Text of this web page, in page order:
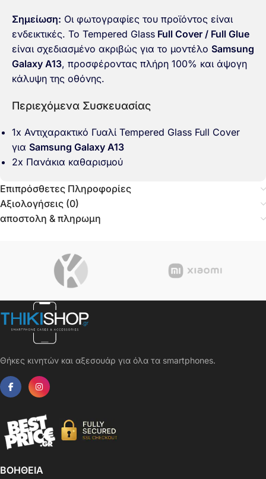
Σημείωση: Οι φωτογραφίες του προϊόντος είναι
ενδεικτικές. Το Tempered Glass Full Cover / Full Glue
είναι σχεδιασμένο ακριβώς για το μοντέλο Samsung
Galaxy A13, προσφέροντας πλήρη 100% και άψογη
κάλυψη της οθόνης.
Περιεχόμενα Συσκευασίας
1x Αντιχαρακτικό Γυαλί Tempered Glass Full Cover
για Samsung Galaxy A13
2x Πανάκια καθαρισμού
Επιπρόσθετες Πληροφορίες
Αξιολογήσεις (0)
αποστολη & πληρωμη
Θήκες κινητών και αξεσουάρ για όλα τα smartphones.
ΒΟΗΘΕΙΑ